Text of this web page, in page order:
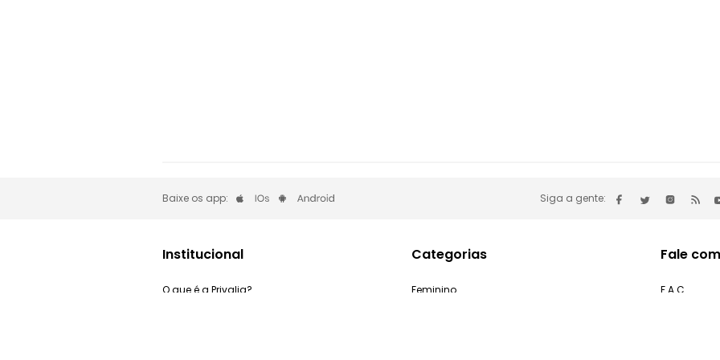
Baixe os app: Siga a gente:
Institucional
O que é a Privalia?
Categorias
Feminino
Fale
F.A.C